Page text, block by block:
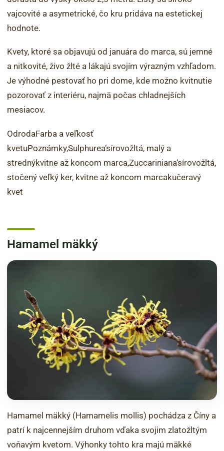
vajcovité a asymetrické, čo kru pridáva na estetickej
hodnote.
Kvety, ktoré sa objavujú od januára do marca, sú jemné
a nitkovité, živo žlté a lákajú svojím výrazným vzhľadom.
Je výhodné pestovať ho pri dome, kde možno kvitnutie
pozorovať z interiéru, najmä počas chladnejších
mesiacov.
OdrodaFarba a veľkosť
kvetuPoznámky‚Sulphurea‘sírovožltá, malý a
strednýkvitne až koncom marca‚Zuccariniana‘sírovožltá,
stočený veľký ker, kvitne až koncom marcakučeravý
kvet
Hamamel mäkký
Hamamel mäkký (Hamamelis mollis) pochádza z Číny a
patrí k najcennejším druhom vďaka svojim zlatožltým
voňavým kvetom. Výhonky tohto kra majú mäkké